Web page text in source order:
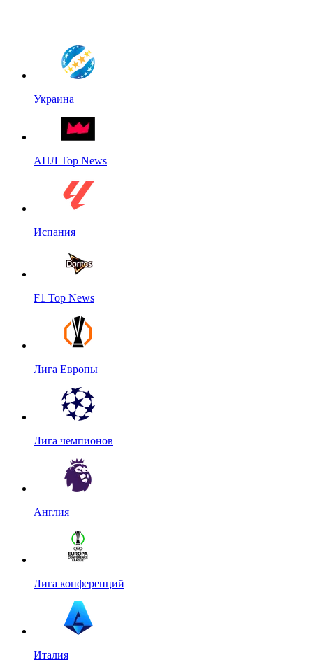
Украина
АПЛ Top News
Испания
F1 Top News
Лига Европы
Лига чемпионов
Англия
Лига конференций
Италия